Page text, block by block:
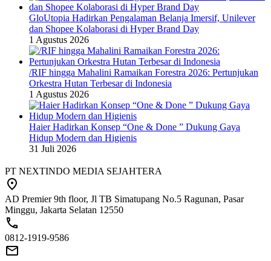
GloUtopia Hadirkan Pengalaman Belanja Imersif, Unilever
dan Shopee Kolaborasi di Hyper Brand Day
1 Agustus 2026
/RIF hingga Mahalini Ramaikan Forestra 2026: Pertunjukan
Orkestra Hutan Terbesar di Indonesia
1 Agustus 2026
Haier Hadirkan Konsep “One & Done ” Dukung Gaya
Hidup Modern dan Higienis
31 Juli 2026
PT NEXTINDO MEDIA SEJAHTERA
AD Premier 9th floor, Jl TB Simatupang No.5 Ragunan, Pasar
Minggu, Jakarta Selatan 12550
0812-1919-9586